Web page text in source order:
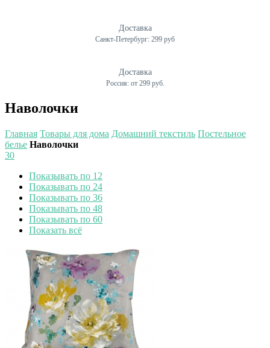
Доставка
Санкт-Петербург: 299 руб
Доставка
Россия: от 299 руб.
Наволочки
Главная Товары для дома Домашний текстиль Постельное
белье Наволочки
30
Показывать по 12
Показывать по 24
Показывать по 36
Показывать по 48
Показывать по 60
Показать всё